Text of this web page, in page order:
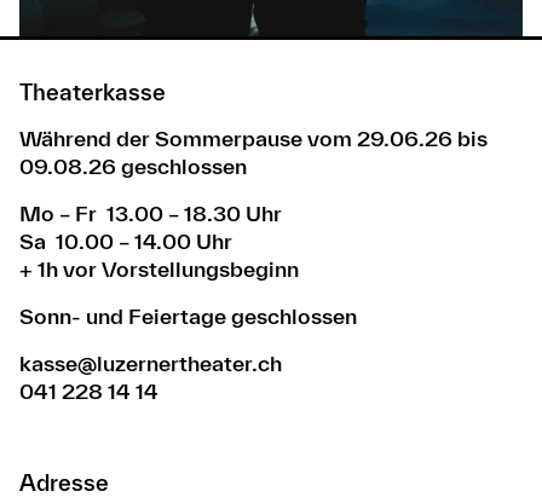
Theaterkasse
Während der Sommerpause vom 29.06.26 bis
09.08.26 geschlossen
Mo – Fr 13.00 – 18.30 Uhr
Sa 10.00 – 14.00 Uhr
+ 1h vor Vorstellungsbeginn
Sonn- und Feiertage geschlossen
kasse@luzernertheater.ch
041 228 14 14
Adresse